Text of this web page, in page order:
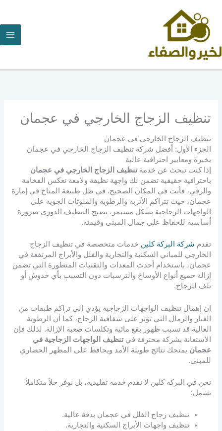
المحتوى
تنظيف الزجاج الخارجي في عجمان
تنظيف الزجاج الخارجي في عجمان
الجزء الأول: أفضل شركة تنظيف الزجاج الخارجي في عجمان
بخبرة ومعايير احترافية عالية
إذا كنت تبحث عن خدمةتنظيف الزجاج الخارجي في عجمان
باحترافية حقيقية تضمن لك واجهة نظيفة ولامعة تعكس الفخامة
والرقي، فأنت في المكان الصحيح. في ظل طبيعة المناخ في إمارة
عجمان، حيث تتراكم الأتربة والرطوبة والملوثات الجوية على
الواجهات الزجاجية بشكل مستمر، يصبح التنظيف الدوري ضرورة
أساسية للحفاظ على جمال المبنى وقيمته.
تقدم شركة البركة كلين خدمات متخصصة في تنظيف الزجاج
الخارجي للمباني السكنية والتجارية والفلل والأبراج المرتفعة في
عجمان، باستخدام أحدث المعدات والتقنيات المتطورة التي تضمن
إزالة جميع أنواع الأوساخ والترسبات دون التسبب بأي خدوش أو
تلف للزجاج.
إن إهمال تنظيف الواجهات الزجاجية يؤدي إلى تراكم طبقات من
الغبار والرمال التي تؤثر على شفافية الزجاج، كما أن الرطوبة
العالية قد تسبب ظهور بقع مائية وتكلسات صعبة الإزالة. لذلك فإن
الاستعانة بشركة محترفة فيتنظيف الواجهات الزجاجية في
عجمان يمنحك نتائج طويلة الأمد ويحافظ على المظهر الحضاري
للمبنى.
نحن في البركة كلين لا نقدم خدمة تقليدية، بل نوفر حلاً متكاملاً
يشمل:
تنظيف زجاج الفلل في عجمان بدقة عالية.
تنظيف واجهات الأبراج السكنية والتجارية.